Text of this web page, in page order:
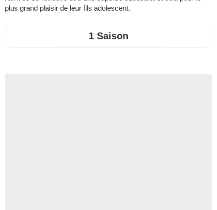
plus grand plaisir de leur fils adolescent.
1 Saison